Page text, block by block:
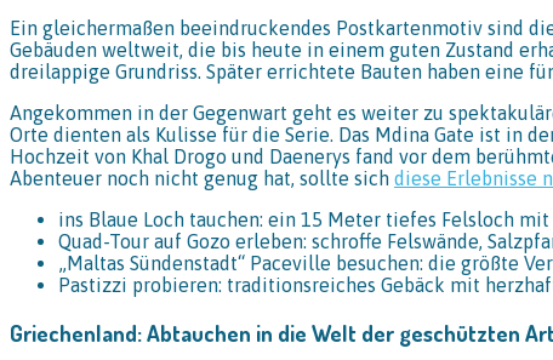
Ein gleichermaßen beeindruckendes Postkartenmotiv sind
Gebäuden weltweit, die bis heute in einem guten Zustand
dreilappige Grundriss. Später errichtete Bauten haben eine
Angekommen in der Gegenwart geht es weiter zu
Orte dienten als Kulisse für die Serie. Das Mdina Gate ist in
Hochzeit von Khal Drogo und Daenerys fand vor dem
Abenteuer noch nicht genug hat, sollte sich diese Erlebnisse
ins Blaue Loch tauchen: ein 15 Meter tiefes Felsloch
Quad-Tour auf Gozo erleben: schroffe Felswände,
„Maltas Sündenstadt“ Paceville besuchen: die größte
Pastizzi probieren: traditionsreiches Gebäck mit
Griechenland: Abtauchen in die Welt der geschützten